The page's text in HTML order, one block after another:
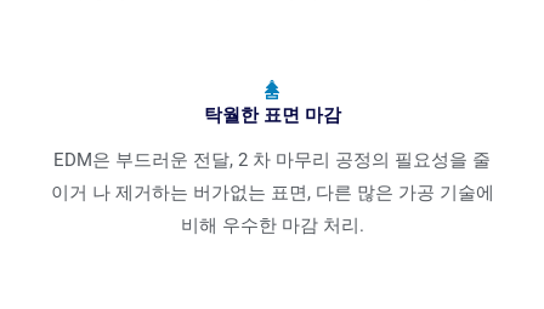
탁월한 표면 마감
EDM은 부드러운 전달, 2 차 마무리 공정의 필요성을 줄
이거 나 제거하는 버가없는 표면, 다른 많은 가공 기술에
비해 우수한 마감 처리.